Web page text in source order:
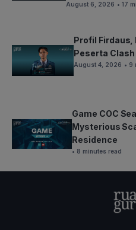
August 6, 2026 • 17
Profil Firdaus,
Peserta
August 4, 2026 • 9
Game COC
Mysterious
Residence
• 8 minutes read